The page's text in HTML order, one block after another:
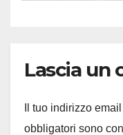
Lascia un
Il tuo indirizzo
obbligatori sono